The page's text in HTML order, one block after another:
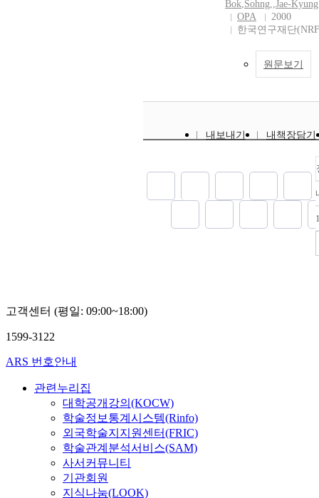
Bok,Sohng,,Jae-Kyung
OPA
2000
한국연구재단
원문보기
내보내기 내책장담기
고객센터 (평일: 09:00~18:00)
1599-3122
ARS 번호안내
관련누리집
대학공개강의(KOCW)
학술정보통계시스템(Rinfo)
외국학술지지원센터(FRIC)
학술관계분석서비스(SAM)
사서커뮤니티
기관회원
지식나눔(LOOK)